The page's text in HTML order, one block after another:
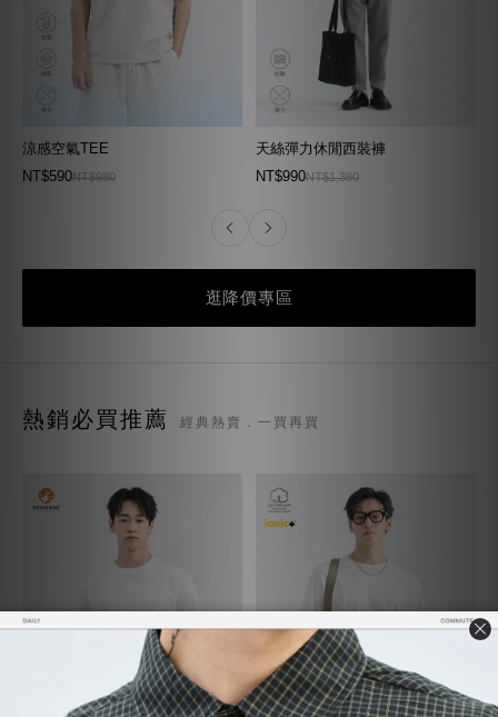
涼感空氣TEE
NT$590NT$980
天絲彈力休閒西裝褲
NT$990NT$1,380
逛降價專區
熱銷必買推薦 經典熱賣．一買再買